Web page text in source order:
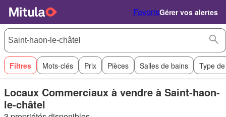
FavorisGérer vos alertes
Filtres Mots-clés Prix Pièces Salles de bains Type
Locaux Commerciaux à vendre à Saint-haon-
le-châtel